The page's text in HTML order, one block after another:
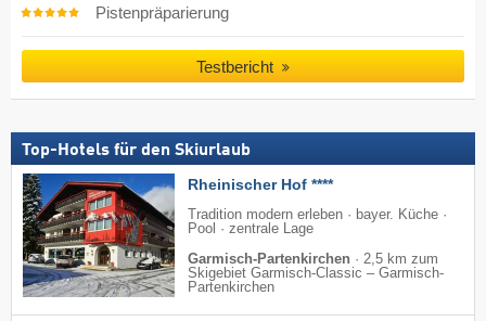
Pistenpräparierung
Testbericht
Top-Hotels für den Skiurlaub
Rheinischer Hof ****
Tradition modern erleben · bayer. Küche ·
Pool · zentrale Lage
Garmisch-Partenkirchen · 2,5 km zum
Skigebiet Garmisch-Classic – Garmisch-
Partenkirchen